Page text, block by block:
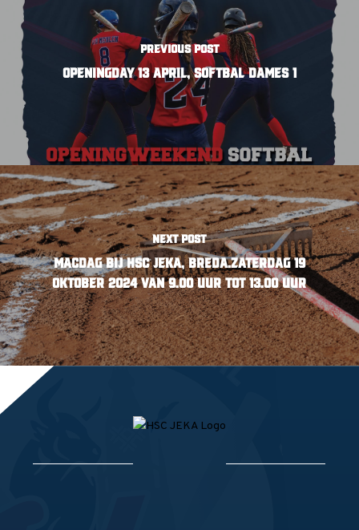
Previous Post
Openingday 13 april, Softbal Dames 1
Next Post
MACdag bij HSC Jeka, Breda.zaterdag 19
oktober 2024 van 9.00 uur tot 13.00 uur